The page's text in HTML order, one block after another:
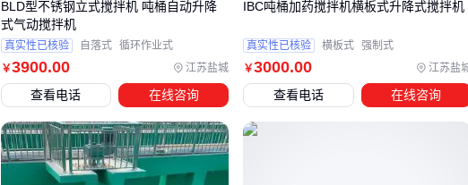
差价。
建议在采购合同中明确标注配套件的技术参数交接点，特别是
搅拌机支架
的承重范围与密封圈的耐腐蚀等级。这些看似次
要的部件，实际决定了设备能否发挥标称性能。
五、为什么同样的设备维护成本差三倍？
￥3900.00 江苏盐城
BLD型不锈钢立式搅拌机 吨桶自动升降
式气动搅拌机
真实性已核验 自落式 循环作业式
查看电话 在线咨询
￥3000.00 江苏盐
IBC吨桶加药搅拌机横板式升降式搅拌机
真实性已核验 横板式 强制式
查看电话 在线咨询